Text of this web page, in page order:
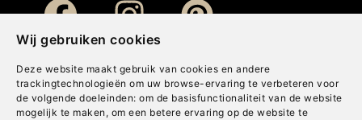
Wij gebruiken cookies
Deze website maakt gebruik van cookies en andere
trackingtechnologieën om uw browse-ervaring te verbeteren voor
de volgende doeleinden: om de basisfunctionaliteit van de website
mogelijk te maken , om een betere ervaring op de website te